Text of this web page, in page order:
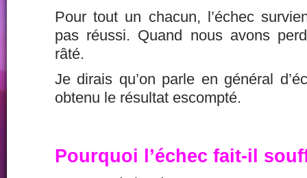
Pour tout un chacun, l’échec
pas réussi. Quand nous avons
râté.
Je dirais qu’on parle en général
obtenu le résultat escompté.
Pourquoi l’échec fait-il